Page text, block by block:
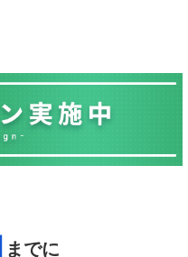
までに